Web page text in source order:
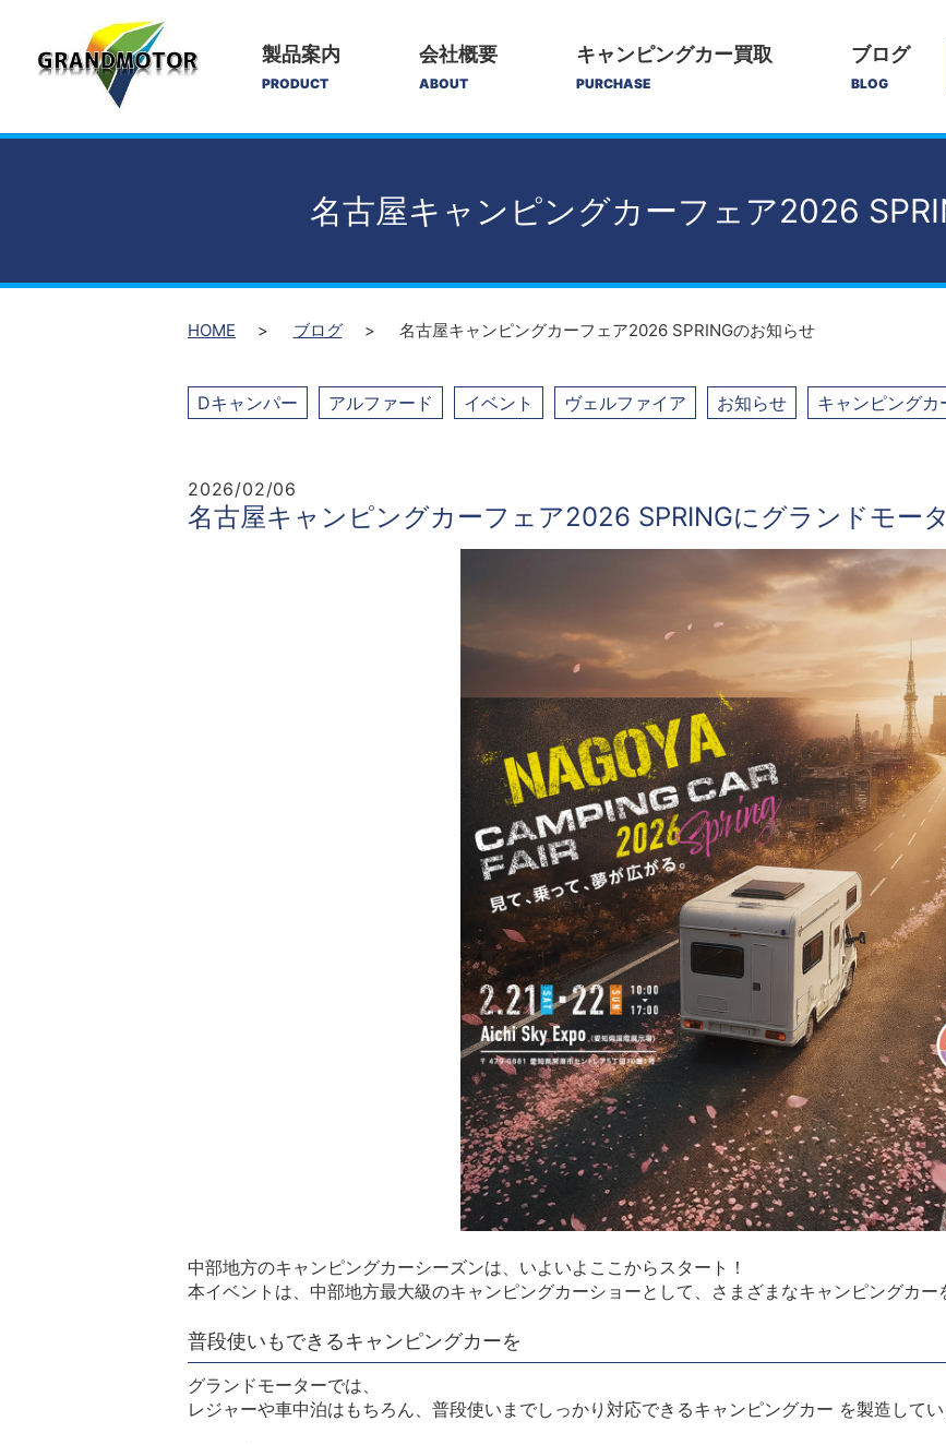
製品案内
PRODUCT
会社概要
ABOUT
キャンピングカー買取
PURCHASE
ブログ
BLOG
名古屋キャンピングカーフェア2026
HOME ブログ 名古屋キャンピングカーフェア2026 SPRINGのお知らせ
Dキャンパー アルファード イベント ヴェルファイア お知らせ キャンピングカ
2026/02/06
名古屋キャンピングカーフェア2026 SPRINGにグランドモー
中部地方のキャンピングカーシーズンは、いよいよここからスタート！
本イベントは、中部地方最大級のキャンピングカーショーとして、さまざまなキャンピングカー
普段使いもできるキャンピングカーを
グランドモーターでは、
レジャーや車中泊はもちろん、普段使いまでしっかり対応できるキャンピングカー を製造してい